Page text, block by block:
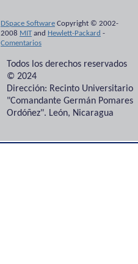
DSpace Software Copyright © 2002-
2008 MITand Hewlett-Packard -
Comentarios
Todos los derechos reservados
© 2024
Dirección: Recinto Universitario
"Comandante Germán Pomares
Ordóñez". León, Nicaragua